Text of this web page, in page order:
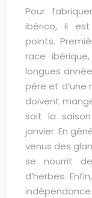
Pour
ibérico, il
points.
race
longues
père et d’une
doivent
soit la
janvier. En
venus des
se nourrit
d’herbes.